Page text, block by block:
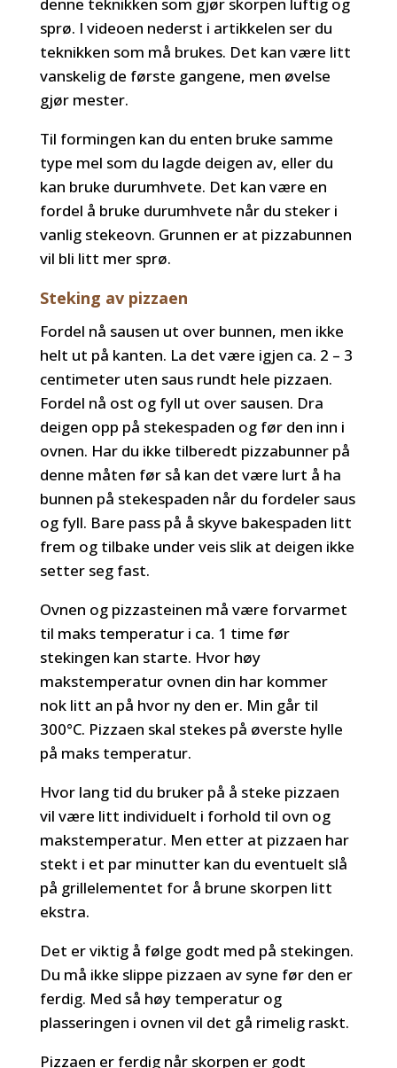
sprø. I videoen nederst i artikkelen ser du
teknikken som må brukes. Det kan være litt
vanskelig de første gangene, men øvelse
gjør mester.
Til formingen kan du enten bruke samme
type mel som du lagde deigen av, eller du
kan bruke durumhvete. Det kan være en
fordel å bruke durumhvete når du steker i
vanlig stekeovn. Grunnen er at pizzabunnen
vil bli litt mer sprø.
Steking av pizzaen
Fordel nå sausen ut over bunnen, men ikke
helt ut på kanten. La det være igjen ca. 2 – 3
centimeter uten saus rundt hele pizzaen.
Fordel nå ost og fyll ut over sausen. Dra
deigen opp på stekespaden og før den inn i
ovnen. Har du ikke tilberedt pizzabunner på
denne måten før så kan det være lurt å ha
bunnen på stekespaden når du fordeler saus
og fyll. Bare pass på å skyve bakespaden litt
frem og tilbake under veis slik at deigen ikke
setter seg fast.
Ovnen og pizzasteinen må være forvarmet
til maks temperatur i ca. 1 time før
stekingen kan starte. Hvor høy
makstemperatur ovnen din har kommer
nok litt an på hvor ny den er. Min går til
300°C. Pizzaen skal stekes på øverste hylle
på maks temperatur.
Hvor lang tid du bruker på å steke pizzaen
vil være litt individuelt i forhold til ovn og
makstemperatur. Men etter at pizzaen har
stekt i et par minutter kan du eventuelt slå
på grillelementet for å brune skorpen litt
ekstra.
Det er viktig å følge godt med på stekingen.
Du må ikke slippe pizzaen av syne før den er
ferdig. Med så høy temperatur og
plasseringen i ovnen vil det gå rimelig raskt.
Pizzaen er ferdig når skorpen er godt